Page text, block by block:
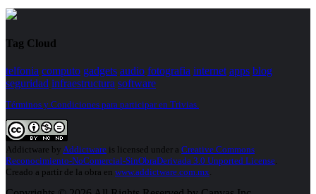
Tag Cloud
telfonia computo gadgets audio fotografia internet apps blog
seguridad infraestructura software
Términos y Condiciones para participar en Trivias.
Addictware by Addictware is licensed under a Creative Commons
Reconocimiento-NoComercial-SinObraDerivada 3.0 Unported License.
Creado a partir de la obra en www.addictware.com.mx.